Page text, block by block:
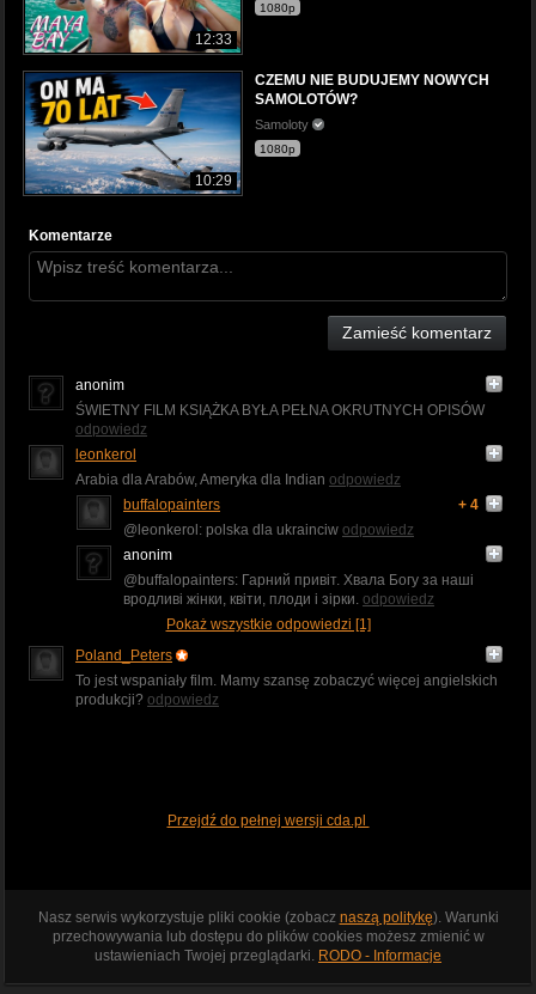
12:33
1080p
10:29
CZEMU NIE BUDUJEMY NOWYCH
SAMOLOTÓW?
Samoloty
1080p
Komentarze
Zamieść komentarz
anonim
ŚWIETNY FILM KSIĄŻKA BYŁA PEŁNA OKRUTNYCH OPISÓW
odpowiedz
leonkerol
Arabia dla Arabów, Ameryka dla Indian odpowiedz
buffalopainters
+ 4
@leonkerol: polska dla ukrainciw odpowiedz
anonim
@buffalopainters: Гарний привіт. Хвала Богу за наші
вродливі жінки, квіти, плоди і зірки. odpowiedz
Pokaż wszystkie odpowiedzi [1]
Poland_Peters
To jest wspaniały film. Mamy szansę zobaczyć więcej angielskich
produkcji? odpowiedz
Przejdź do pełnej wersji cda.pl
Nasz serwis wykorzystuje pliki cookie (zobacz naszą politykę). Warunki
przechowywania lub dostępu do plików cookies możesz zmienić w
ustawieniach Twojej przeglądarki. RODO - Informacje